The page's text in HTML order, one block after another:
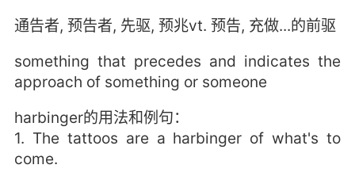
通告者, 预告者, 先驱, 预兆vt. 预告, 充做...的前驱
something that precedes and indicates the
approach of something or someone
harbinger的用法和例句：
1. The tattoos are a harbinger of what's to
come.